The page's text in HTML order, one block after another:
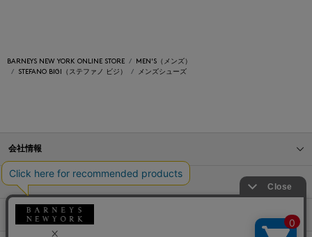
BARNEYS NEW YORK ONLINE STORE
MEN'S（メンズ）
STEFANO BIGI（ステファノ ビジ）
メンズシューズ
会社情報
オンラインストアショッピングガイド
店舗情報